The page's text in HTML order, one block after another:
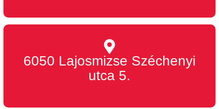
6050 Lajosmizse Széchenyi
utca 5.